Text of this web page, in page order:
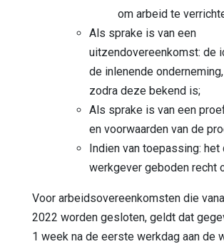
om arbeid te
Als sprake is van een
uitzendovereenkomst: de
de inlenende
zodra deze bekend is;
Als sprake is van een
en voorwaarden van de
Indien van toepassing: het
werkgever geboden recht
Voor arbeidsovereenkomsten die
2022 worden gesloten, geldt dat
1 week na de eerste werkdag aan de